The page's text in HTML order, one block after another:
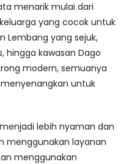
menarik mulai dari
yang cocok untuk
Lembang yang sejuk,
hingga kawasan Dago
modern, semuanya
untuk
lebih nyaman dan
menggunakan layanan
menggunakan